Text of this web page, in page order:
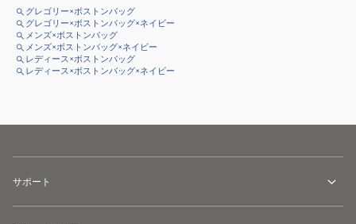
グレゴリー×ボストンバッグ
グレゴリー×ボストンバッグ×ネイビー
メンズ×ボストンバッグ
メンズ×ボストンバッグ×ネイビー
レディース×ボストンバッグ
レディース×ボストンバッグ×ネイビー
サポート